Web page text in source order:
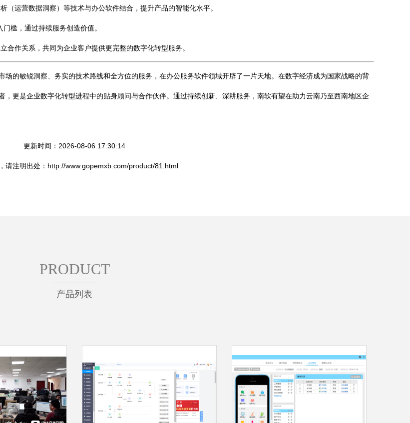
运营数据洞察）等技术与办公软件结合，提升产品的智能化水平。
槛，通过持续服务创造价值。
合作关系，共同为企业客户提供更完整的数字化转型服务。
的敏锐洞察、务实的技术路线和全方位的服务，在办公服务软件领域开辟了一片天地。在数字经济成为国家战略的背
更是企业数字化转型进程中的贴身顾问与合作伙伴。通过持续创新、深耕服务，南软有望在助力云南乃至西南地区企
更新时间：2026-08-06 17:30:14
请注明出处：http://www.gopemxb.com/product/81.html
PRODUCT
产品列表